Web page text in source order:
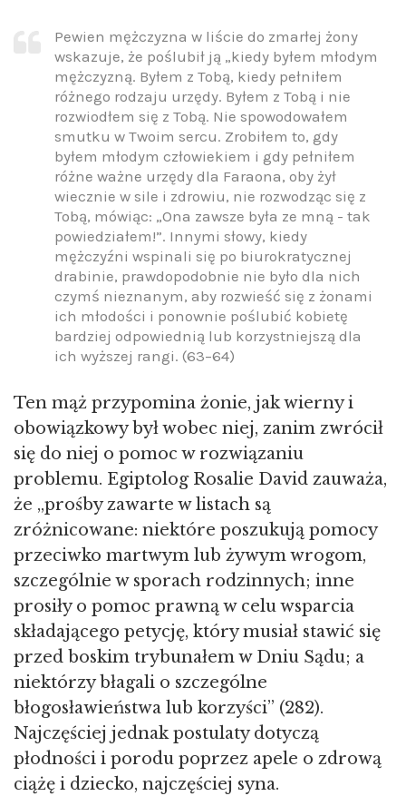
Pewien mężczyzna w liście do zmarłej żony
wskazuje, że poślubił ją „kiedy byłem młodym
mężczyzną. Byłem z Tobą, kiedy pełniłem
różnego rodzaju urzędy. Byłem z Tobą i nie
rozwiodłem się z Tobą. Nie spowodowałem
smutku w Twoim sercu. Zrobiłem to, gdy
byłem młodym człowiekiem i gdy pełniłem
różne ważne urzędy dla Faraona, oby żył
wiecznie w sile i zdrowiu, nie rozwodząc się z
Tobą, mówiąc: „Ona zawsze była ze mną - tak
powiedziałem!”. Innymi słowy, kiedy
mężczyźni wspinali się po biurokratycznej
drabinie, prawdopodobnie nie było dla nich
czymś nieznanym, aby rozwieść się z żonami
ich młodości i ponownie poślubić kobietę
bardziej odpowiednią lub korzystniejszą dla
ich wyższej rangi. (63–64)
Ten mąż przypomina żonie, jak wierny i
obowiązkowy był wobec niej, zanim zwrócił
się do niej o pomoc w rozwiązaniu
problemu. Egiptolog Rosalie David zauważa,
że „prośby zawarte w listach są
zróżnicowane: niektóre poszukują pomocy
przeciwko martwym lub żywym wrogom,
szczególnie w sporach rodzinnych; inne
prosiły o pomoc prawną w celu wsparcia
składającego petycję, który musiał stawić się
przed boskim trybunałem w Dniu Sądu; a
niektórzy błagali o szczególne
błogosławieństwa lub korzyści” (282).
Najczęściej jednak postulaty dotyczą
płodności i porodu poprzez apele o zdrową
ciążę i dziecko, najczęściej syna.